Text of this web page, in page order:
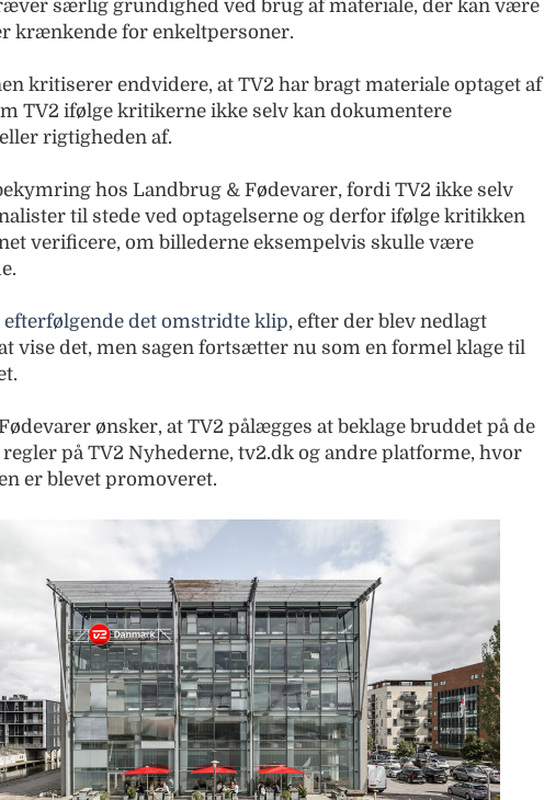
særlig grundighed ved brug af materiale, der kan være
krænkende for enkeltpersoner.
kritiserer endvidere, at TV2 har bragt materiale optaget af
TV2 ifølge kritikerne ikke selv kan dokumentere
rigtigheden af.
hos Landbrug & Fødevarer, fordi TV2 ikke selv
til stede ved optagelserne og derfor ifølge kritikken
verificere, om billederne eksempelvis skulle være
efterfølgende det omstridte klip, efter der blev nedlagt
vise det, men sagen fortsætter nu som en formel klage til
ønsker, at TV2 pålægges at beklage bruddet på de
på TV2 Nyhederne, tv2.dk og andre platforme, hvor
er blevet promoveret.